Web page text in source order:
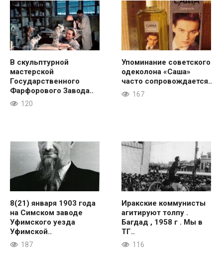
В скульптурной
мастерской
Государственного
Фарфорового Завода..
120
Упоминание советского
одеколона «Саша»
часто сопровождается..
167
8(21) января 1903 года
на Симском заводе
Уфимского уезда
Уфимской..
187
Иракские коммунисты
агитируют толпу .
Багдад , 1958 г . Мы в
ТГ..
116